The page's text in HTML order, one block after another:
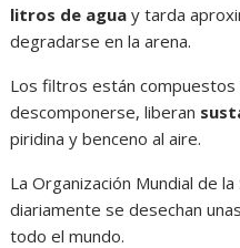
litros de agua y tarda
degradarse en la arena.
Los filtros están
descomponerse, liberan
piridina y benceno al aire.
La Organización Mundial de
diariamente se desechan unas
todo el mundo.